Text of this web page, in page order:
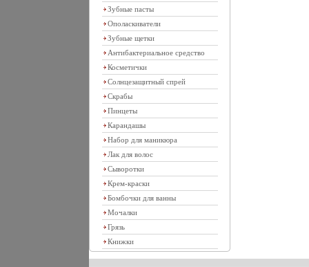
Зубные пасты
Ополаскиватели
Зубные щетки
Антибактериальное средство
Косметички
Солнцезащитный спрей
Скрабы
Пинцеты
Карандашы
Набор для маникюра
Лак для волос
Сыворотки
Крем-краски
Бомбочки для ванны
Мочалки
Грязь
Книжки